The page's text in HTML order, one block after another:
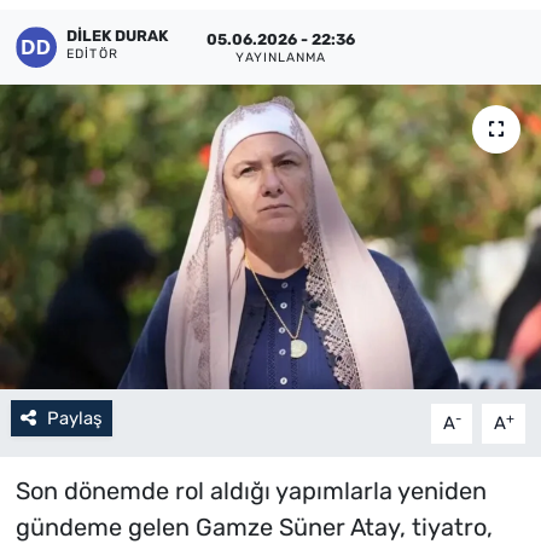
DILEK DURAK
EDITÖR
05.06.2026 - 22:36
YAYINLANMA
Paylaş A- A+
Son dönemde rol aldığı yapımlarla yeniden
gündeme gelen Gamze Süner Atay, tiyatro,